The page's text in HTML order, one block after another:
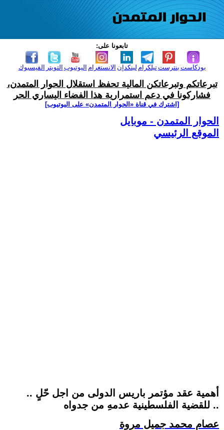
تابعونا على:
الفيسبوك التويتر اليوتيوب الانستغرام لينكدإن تيلكرامبنترست بودكاست
تبرعاتكم وتبرعاتكن المالية تحفظ استقلال الحوار المتمدن،
فشاركونا في دعم استمرارية هذا الفضاء اليساري الحر
[اشترك في قناة ‫«الحوار المتمدن» على اليوتيوب]
الحوار المتمدن - موبايل
الموقع الرئيسي
أهمية عقد مؤتمر باريس الدولى من اجل حّلٍ ..
للقضية الفلسطينية عدمهِ من جدواه ..
عصام محمد جميل مروة